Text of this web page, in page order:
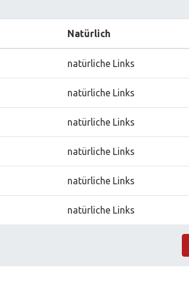
Natürlich
natürliche Links
natürliche Links
natürliche Links
natürliche Links
natürliche Links
natürliche Links